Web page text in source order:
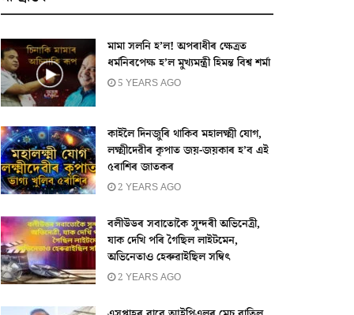
মামা সলনি হ’ল! অপৰাধীৰ ক্ষেত্ৰত
ধর্মনিৰপেক্ষ হ’ল মুখ্যমন্ত্ৰী হিমন্ত বিশ্ব শর্মা
5 YEARS AGO
কাইলৈ দিনজুৰি থাকিব মহালক্ষ্মী যোগ,
লক্ষ্মীদেৱীৰ কৃপাত জয়-জয়কাৰ হ’ব এই
৫ৰাশিৰ জাতকৰ
2 YEARS AGO
বলীউডৰ সবাতোকৈ সুন্দৰী অভিনেত্ৰী,
যাক দেখি পৰি গৈছিল লাইটমেন,
অভিনেতাও হেৰুৱাইছিল সম্বিৎ
2 YEARS AGO